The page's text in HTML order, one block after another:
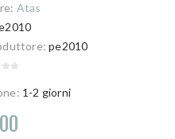
Atas
pe2010
1-2 giorni